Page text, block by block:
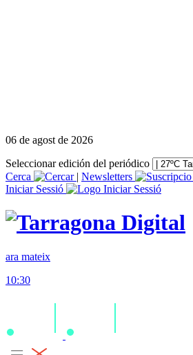
06 de agost de 2026
Seleccionar edición del periódico
Cerca
| Newsletters
Iniciar Sessió
ara mateix
10:30